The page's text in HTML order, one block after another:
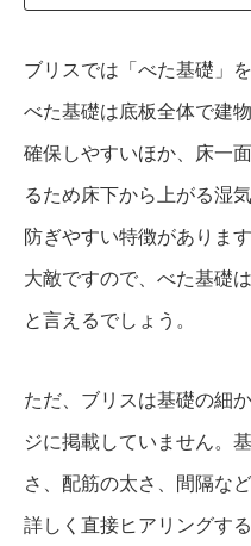
ブリスでは「べた基礎」
べた基礎は底板全体で建
確保しやすいほか、床一
るため床下から上がる湿
防ぎやすい特徴がありま
大敵ですので、べた基礎
と言えるでしょう。
ただ、ブリスは基礎の細
ジに掲載していません。
さ、配筋の太さ、間隔な
詳しく直接ヒアリングす